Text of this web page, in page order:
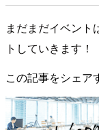
まだまだイベント
トしていきます！
この記事をシェア